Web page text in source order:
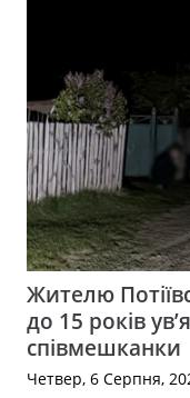
Жителю
до 15 років
співмешканки
Четвер, 6 Серпня,